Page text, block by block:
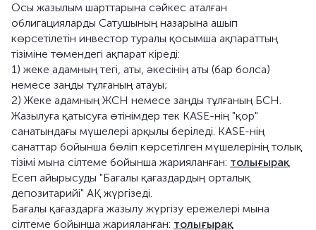
Осы жазылым шарттарына сәйкес аталған
облигацияларды Сатушының назарына ашып
көрсетілетін инвестор туралы қосымша ақпараттың
тізіміне төмендегі ақпарат кіреді:
1) жеке адамның тегі, аты, әкесінің аты (бар болса)
немесе заңды тұлғаның атауы;
2) Жеке адамның ЖСН немесе заңды тұлғаның БСН.
Жазылуға қатысуға өтінімдер тек KASE-нің "қор"
санатындағы мүшелері арқылы беріледі. KASE-нің
санаттар бойынша бөліп көрсетілген мүшелерінің толық
тізімі мына сілтеме бойынша жарияланған: толығырақ
Есеп айырысуды "Бағалы қағаздардың орталық
депозитарийі" АҚ жүргізеді.
Бағалы қағаздарға жазылу жүргізу ережелері мына
сілтеме бойынша жарияланған: толығырақ